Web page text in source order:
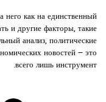
него как на единственный
и другие факторы, такие
анализ, политические
новостей ౼ это
всего лишь инструмент.